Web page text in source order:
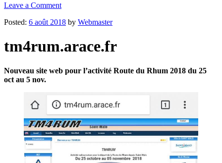
Leave a Comment
Posted: 6 août 2018 by Webmaster
tm4rum.arace.fr
Nouveau site web pour l’activité Route du Rhum 2018 du 25
oct au 5 nov.